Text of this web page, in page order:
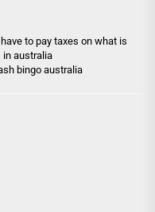
to pay taxes on what is
in australia
bingo australia